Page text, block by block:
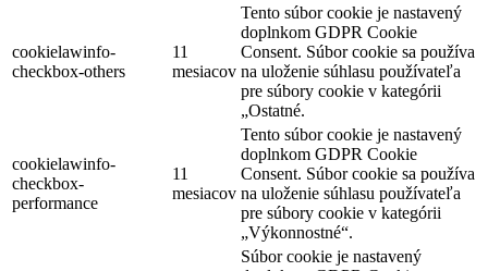
cookielawinfo-
checkbox-others
11
mesiacov
Tento súbor cookie je nastavený
doplnkom GDPR Cookie
Consent. Súbor cookie sa používa
na uloženie súhlasu používateľa
pre súbory cookie v kategórii
„Ostatné.
cookielawinfo-
checkbox-
performance
11
mesiacov
Tento súbor cookie je nastavený
doplnkom GDPR Cookie
Consent. Súbor cookie sa používa
na uloženie súhlasu používateľa
pre súbory cookie v kategórii
„Výkonnostné“.
Súbor cookie je nastavený